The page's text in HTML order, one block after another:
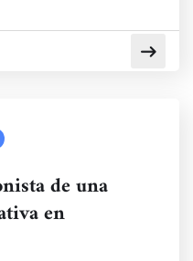
de una
en